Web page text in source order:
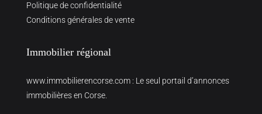
Politique de confidentialité
Conditions générales de vente
Immobilier régional
www.immobilierencorse.com : Le seul portail d’annonces
immobilières en Corse.